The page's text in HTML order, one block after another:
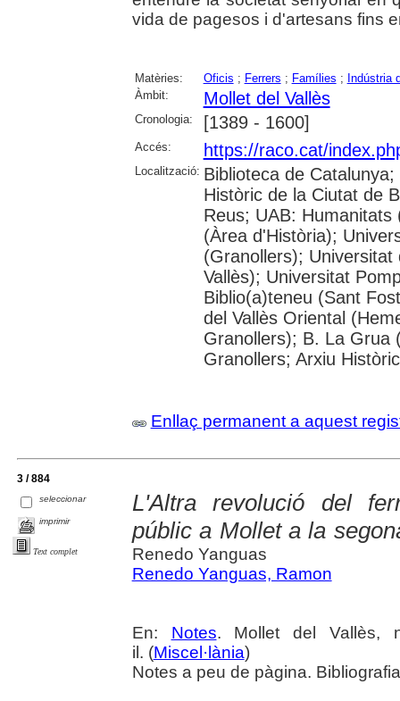
vida de pagesos i d'artesans fins
Matèries: Oficis ; Ferrers ; Famílies ; Indústria
Àmbit:
Mollet del Vallès
Cronologia: [1389 - 1600]
Accés: https://raco.cat/
Localització: Biblioteca de
Històric de la Ciutat de
Reus; UAB:
(Àrea d'Història);
(Granollers);
Vallès); Universitat
Biblio(a)teneu (Sant
del Vallès Oriental
Granollers); B. La Grua
Granollers; Arxiu
Enllaç permanent a aquest
3 / 884
seleccionar
imprimir
Text complet
L'Altra revolució del
públic a Mollet a la
Renedo Yanguas
Renedo Yanguas, Ramon
En: Notes. Mollet del Vallès,
il. (Miscel·lània)
Notes a peu de pàgina.